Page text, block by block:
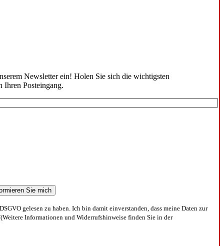
Newsletter ein! Holen Sie sich die wichtigsten
Ihren Posteingang.
gelesen zu haben. Ich bin damit einverstanden, dass meine Daten zur
Informationen und Widerrufshinweise finden Sie in der